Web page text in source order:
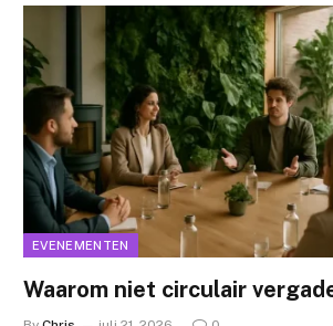
EVENEMENTEN
Waarom niet circulair